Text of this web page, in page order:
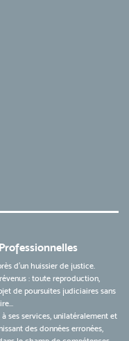
d'un huissier de justice.
: toute reproduction,
de poursuites judiciaires sans
ses services, unilatéralement et
des données erronées,